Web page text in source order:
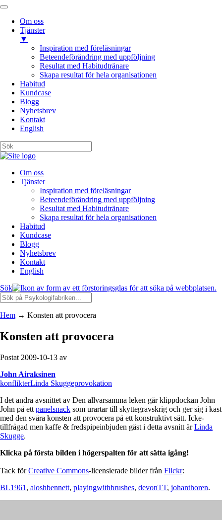
Om oss
Tjänster
▼
Inspiration med föreläsningar
Beteendeförändring med uppföljning
Resultat med Habitudtränare
Skapa resultat för hela organisationen
Habitud
Kundcase
Blogg
Nyhetsbrev
Kontakt
English
Om oss
Tjänster
Inspiration med föreläsningar
Beteendeförändring med uppföljning
Resultat med Habitudtränare
Skapa resultat för hela organisationen
Habitud
Kundcase
Blogg
Nyhetsbrev
Kontakt
English
Sök
Hem → Konsten att provocera
Konsten att provocera
Postat 2009-10-13 av
John Airaksinen
konflikterLinda Skuggeprovokation
I det andra avsnittet av Den allvarsamma leken går klippdockan John
John på ett panelsnack som urartar till skyttegravskrig och ger sig i kast
med den svåra konsten att provocera på ett konstruktivt sätt. Icke-
tillfrågad men kaffe & fredspipeinbjuden gäst i detta avsnitt ärLinda
Skugge.
Klicka på första bilden i högerspalten för att sätta igång!
Tack förCreative Commons-licensierade bilder från Flickr:
BL1961 , aloshbennett, playingwithbrushes, devonTT, johanthoren.